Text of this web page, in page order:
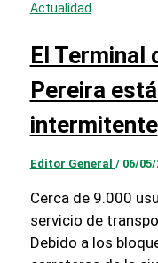
Actualidad
El Terminal
Pereira
intermitente
Editor General / 06/05/
Cerca de 9.000
servicio de
Debido a los